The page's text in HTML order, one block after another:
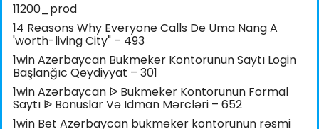
11200_prod
14 Reasons Why Everyone Calls De Uma Nang A
'worth-living City" – 493
1win Azerbaycan Bukmeker Kontorunun Saytı Login
Başlanğıc Qeydiyyat – 301
1win Azərbaycan ᐉ Bukmeker Kontorunun Formal
Saytı ᐉ Bonuslar Və Idman Mərcləri – 652
1win Bet Azerbaycan bukmeker kontorunun rəsmi